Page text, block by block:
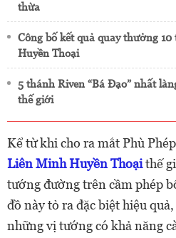
thừa
Công bố kết quả quay thưởng
Huyền Thoại
5 thánh Riven “Bá Đạo” nhất
thế giới
Kể từ khi cho ra mắt Phù
Liên Minh Huyền Thoạithế
tướng đường trên cầm phép
đồ này tỏ ra đặc biệt hiệu
những vị tướng có khả năng